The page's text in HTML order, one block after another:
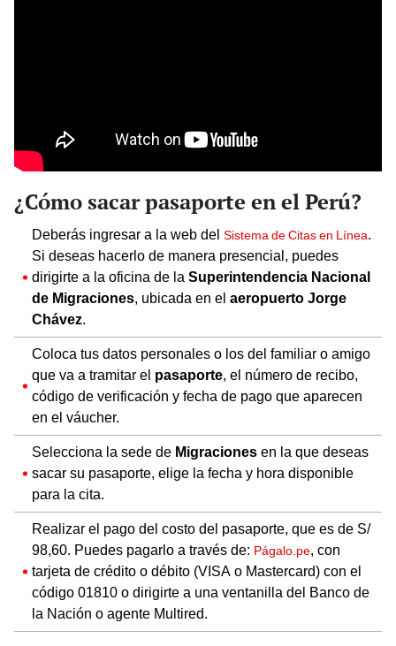
¿Cómo sacar pasaporte en el Perú?
Deberás ingresar a la web del Sistema de Citas en Línea.
Si deseas hacerlo de manera presencial, puedes
dirigirte a la oficina de la Superintendencia Nacional
de Migraciones, ubicada en el aeropuerto Jorge
Chávez.
Coloca tus datos personales o los del familiar o amigo
que va a tramitar el pasaporte, el número de recibo,
código de verificación y fecha de pago que aparecen
en el váucher.
Selecciona la sede de Migraciones en la que deseas
sacar su pasaporte, elige la fecha y hora disponible
para la cita.
Realizar el pago del costo del pasaporte, que es de S/
98,60. Puedes pagarlo a través de: Págalo.pe, con
tarjeta de crédito o débito (VISA o Mastercard) con el
código 01810 o dirigirte a una ventanilla del Banco de
la Nación o agente Multired.